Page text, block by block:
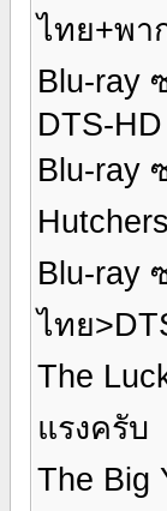
ไทย+พา
Blu-ray
DTS-
Blu-ray
Blu-ray
ไทย
The
แรงครับ
The Big